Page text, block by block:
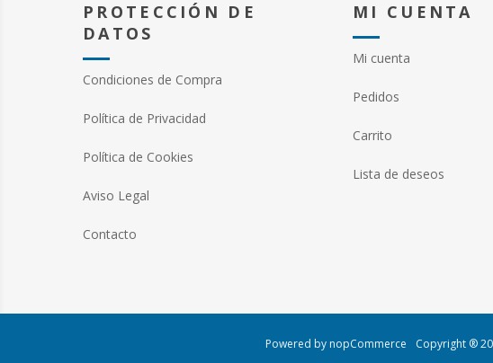
PROTECCIÓN DE
DATOS
Condiciones de Compra
Política de Privacidad
Política de Cookies
Aviso Legal
Contacto
MI CUENTA
Mi cuenta
Pedidos
Carrito
Lista de deseos
Powered by nopCommerce Copyright ®